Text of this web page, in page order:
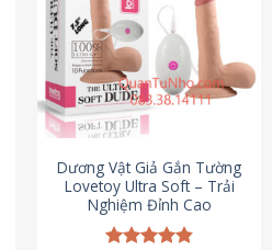
Dương Vật Giả Gắn Tường
Lovetoy Ultra Soft – Trải
Nghiệm Đỉnh Cao